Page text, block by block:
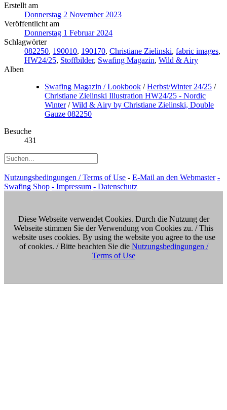
Erstellt am
Donnerstag 2 November 2023
Veröffentlicht am
Donnerstag 1 Februar 2024
Schlagwörter
082250, 190010, 190170, Christiane Zielinski, fabric images,
HW24/25, Stoffbilder, Swafing Magazin, Wild & Airy
Alben
Swafing Magazin / Lookbook /Herbst/Winter 24/25 /
Christiane Zielinski Illustration HW24/25 - Nordic
Winter/Wild & Airy by Christiane Zielinski, Double
Gauze 082250
Besuche
431
Nutzungsbedingungen / Terms of Use - E-Mail an den Webmaster -
Swafing Shop - Impressum - Datenschutz
Diese Webseite verwendet Cookies. Durch die Nutzung der
Webseite stimmen Sie der Verwendung von Cookies zu. / This
website uses cookies. By using the website you agree to the use
of cookies. / Bitte beachten Sie die Nutzungsbedingungen /
Terms of Use